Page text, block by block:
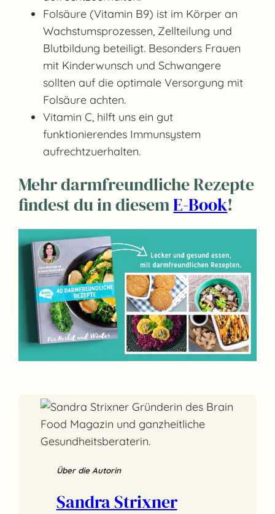
Folsäure (Vitamin B9) ist im Körper an
Wachstumsprozessen, Zellteilung und
Blutbildung beteiligt. Besonders Frauen
mit Kinderwunsch und Schwangere
sollten auf die optimale Versorgung mit
Folsäure achten.
Vitamin C, hilft uns ein gut
funktionierendes Immunsystem
aufrechtzuerhalten.
Mehr darmfreundliche Rezepte
findest du in diesemE-Book!
Über die Autorin
Sandra Strixner